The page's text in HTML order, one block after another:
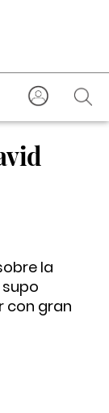
la
con gran